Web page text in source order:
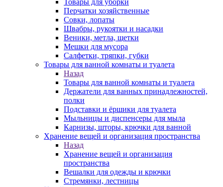
Товары для уборки
Перчатки хозяйственные
Совки, лопаты
Швабры, рукоятки и насадки
Веники, метла, щетки
Мешки для мусора
Салфетки, тряпки, губки
Товары для ванной комнаты и туалета
Назад
Товары для ванной комнаты и туалета
Держатели для ванных принадлежностей,
полки
Подставки и ёршики для туалета
Мыльницы и диспенсеры для мыла
Карнизы, шторы, крючки для ванной
Хранение вещей и организация пространства
Назад
Хранение вещей и организация
пространства
Вешалки для одежды и крючки
Стремянки, лестницы